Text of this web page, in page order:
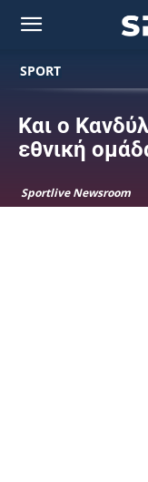
SPORT
Και ο
εθνική
Sportlive Newsroom